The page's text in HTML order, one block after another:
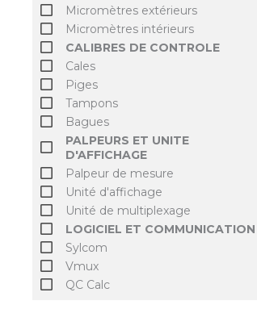
Micromètres extérieurs
Micromètres intérieurs
CALIBRES DE CONTROLE
Cales
Piges
Tampons
Bagues
PALPEURS ET UNITE
D'AFFICHAGE
Palpeur de mesure
Unité d'affichage
Unité de multiplexage
LOGICIEL ET COMMUNICATION
Sylcom
Vmux
QC Calc